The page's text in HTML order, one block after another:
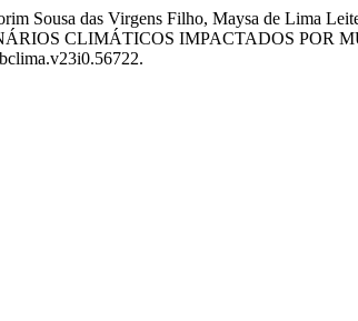
Sousa das Virgens Filho, Maysa de Lima
CLIMÁTICOS IMPACTADOS POR